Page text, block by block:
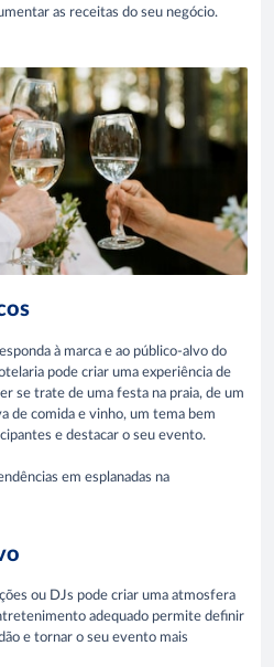
as receitas do seu negócio.
à marca e ao público-alvo do
pode criar uma experiência de
se trate de uma festa na praia, de um
de comida e vinho, um tema bem
e destacar o seu evento.
em esplanadas na
ou DJs pode criar uma atmosfera
adequado permite definir
e tornar o seu evento mais